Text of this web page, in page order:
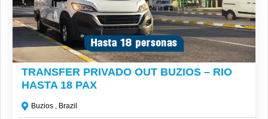
R$2,100
TRANSFER PRIVADO OUT BUZIOS – RIO
HASTA 18 PAX
Buzios , Brazil